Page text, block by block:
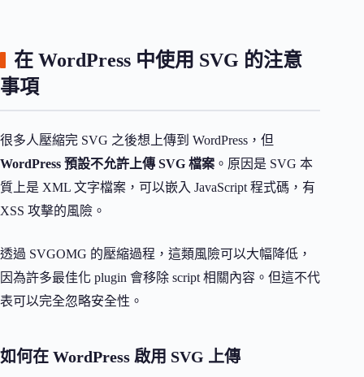
在 WordPress 中使用 SVG 的注意
事項
很多人壓縮完 SVG 之後想上傳到 WordPress，但
WordPress 預設不允許上傳 SVG 檔案 。原因是 SVG 本
質上是 XML 文字檔案，可以嵌入 JavaScript 程式碼，有
XSS 攻擊的風險。
透過 SVGOMG 的壓縮過程，這類風險可以大幅降低，
因為許多最佳化 plugin 會移除 script 相關內容。但這不代
表可以完全忽略安全性。
如何在 WordPress 啟用 SVG 上傳